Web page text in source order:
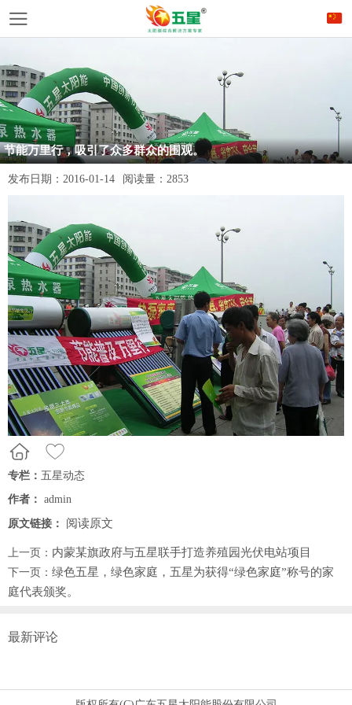
节能万里行，吸引了众多群众的围观。
发布日期： 2016-01-14 阅读量： 2853
专栏： 五星动态
作者： admin
原文链接： 阅读原文
上一页： 内蒙某旗政府与五星联手打造养殖园光伏电站项目
下一页： 绿色五星，绿色家庭，五星为获得“绿色家庭”称号的家
庭代表颁奖。
最新评论